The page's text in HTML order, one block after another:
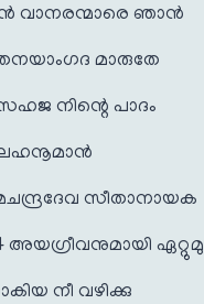
വാനരന്മാരെ ഞാന്‍
മാരുതേ
നിന്റെ പാദം
സീതാനായക
അയഗ്രീവനുമായി
നീ വഴിക്കു